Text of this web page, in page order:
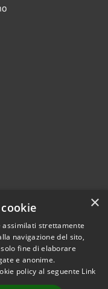
© 2026 • Provincia di
Piceno • Powered by
×
assimilati strettamente
navigazione del sito,
fine di elaborare
e anonime.
policy al seguente Link